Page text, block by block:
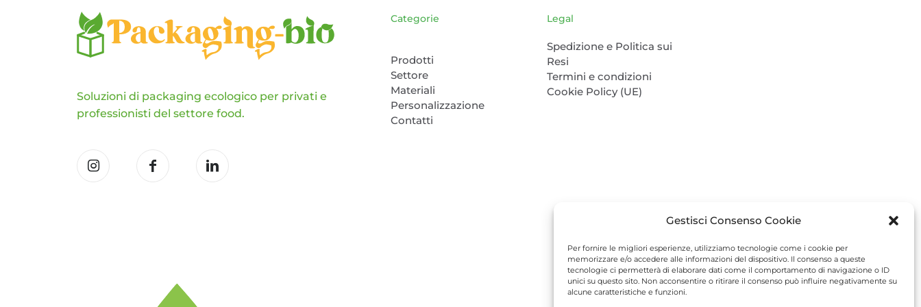
Gestisci Consenso Cookie
Per fornire le migliori esperienze, utilizziamo tecnologie come i cookie per
memorizzare e/o accedere alle informazioni del dispositivo. Il consenso a queste
tecnologie ci permetterà di elaborare dati come il comportamento di navigazione o ID
unici su questo sito. Non acconsentire o ritirare il consenso può influire negativamente su
alcune caratteristiche e funzioni.
Soluzioni di packaging ecologico per privati e
professionisti del settore food.
Categorie
Prodotti
Settore
Materiali
Personalizzazione
Contatti
Legal
Spedizione e Politica sui
Resi
Termini e condizioni
Cookie Policy (UE)